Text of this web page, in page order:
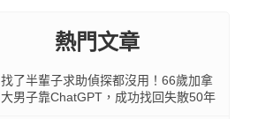
熱門文章
找了半輩子求助偵探都沒用！66歲加拿
大男子靠ChatGPT，成功找回失散50年